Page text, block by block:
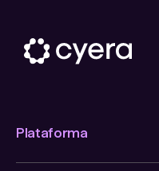
Plataforma